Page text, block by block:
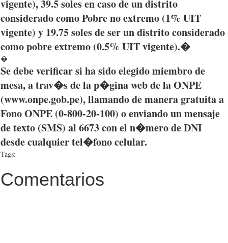
vigente), 39.5 soles encasode undistrito
consideradocomoPobrenoextremo (1% UIT
vigente) y 19.75 soles deserundistritoconsiderado
comopobreextremo (0.5% UITvigente).�
�
Sedebeverificarsi hasidoelegidomiembrode
mesa, atrav�sde lap�ginaweb de laONPE
(www.onpe.gob.pe),llamandodemaneragratuitaa
FonoONPE (0-800-20-100) oenviandounmensaje
detexto (SMS) al 6673 con el n�merodeDNI
desdecualquiertel�fonocelular.
Tags:
Comentarios